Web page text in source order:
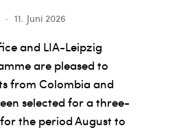
11. Juni 2026
and LIA-Leipzig
are pleased to
from Colombia and
selected for a three-
the period August to